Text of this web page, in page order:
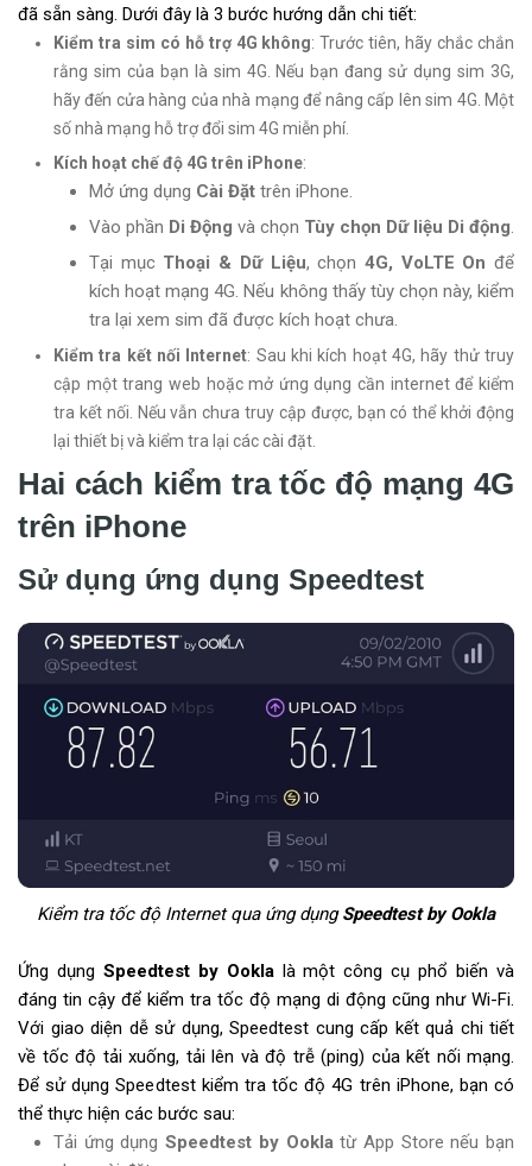
đã sẵn sàng. Dưới đây là 3 bước hướng dẫn chi tiết:
Kiểm tra sim có hỗ trợ 4G không: Trước tiên, hãy chắc chắn
rằng sim của bạn là sim 4G. Nếu bạn đang sử dụng sim 3G,
hãy đến cửa hàng của nhà mạng để nâng cấp lên sim 4G. Một
số nhà mạng hỗ trợ đổi sim 4G miễn phí.
Kích hoạt chế độ 4G trên iPhone:
Mở ứng dụng Cài Đặt trên iPhone.
Vào phần Di Động và chọn Tùy chọn Dữ liệu Di động.
Tại mục Thoại & Dữ Liệu, chọn 4G, VoLTE On để
kích hoạt mạng 4G. Nếu không thấy tùy chọn này, kiểm
tra lại xem sim đã được kích hoạt chưa.
Kiểm tra kết nối Internet: Sau khi kích hoạt 4G, hãy thử truy
cập một trang web hoặc mở ứng dụng cần internet để kiểm
tra kết nối. Nếu vẫn chưa truy cập được, bạn có thể khởi động
lại thiết bị và kiểm tra lại các cài đặt.
Hai cách kiểm tra tốc độ mạng 4G
trên iPhone
Sử dụng ứng dụng Speedtest
Kiểm tra tốc độ Internet qua ứng dụngSpeedtest by Ookla
Ứng dụng Speedtest by Ooklalà một công cụ phổ biến và
đáng tin cậy để kiểm tra tốc độ mạng di động cũng như Wi-Fi.
Với giao diện dễ sử dụng, Speedtest cung cấp kết quả chi tiết
về tốc độ tải xuống, tải lên và độ trễ (ping) của kết nối mạng.
Để sử dụng Speedtest kiểm tra tốc độ 4G trên iPhone, bạn có
thể thực hiện các bước sau:
Tải ứng dụngSpeedtest by Ooklatừ App Store nếu bạn